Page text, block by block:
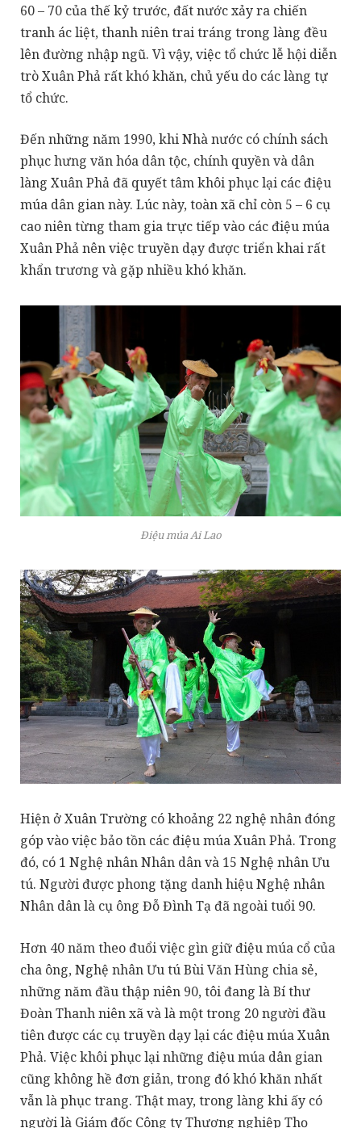
60 – 70 của thế kỷ trước, đất nước xảy ra chiến
tranh ác liệt, thanh niên trai tráng trong làng đều
lên đường nhập ngũ. Vì vậy, việc tổ chức lễ hội diễn
trò Xuân Phả rất khó khăn, chủ yếu do các làng tự
tổ chức.
Đến những năm 1990, khi Nhà nước có chính sách
phục hưng văn hóa dân tộc, chính quyền và dân
làng Xuân Phả đã quyết tâm khôi phục lại các điệu
múa dân gian này. Lúc này, toàn xã chỉ còn 5 – 6 cụ
cao niên từng tham gia trực tiếp vào các điệu múa
Xuân Phả nên việc truyền dạy được triển khai rất
khẩn trương và gặp nhiều khó khăn.
Điệu múa Ai Lao
Hiện ở Xuân Trường có khoảng 22 nghệ nhân đóng
góp vào việc bảo tồn các điệu múa Xuân Phả. Trong
đó, có 1 Nghệ nhân Nhân dân và 15 Nghệ nhân Ưu
tú. Người được phong tặng danh hiệu Nghệ nhân
Nhân dân là cụ ông Đỗ Đình Tạ đã ngoài tuổi 90.
Hơn 40 năm theo đuổi việc gìn giữ điệu múa cổ của
cha ông, Nghệ nhân Ưu tú Bùi Văn Hùng chia sẻ,
những năm đầu thập niên 90, tôi đang là Bí thư
Đoàn Thanh niên xã và là một trong 20 người đầu
tiên được các cụ truyền dạy lại các điệu múa Xuân
Phả. Việc khôi phục lại những điệu múa dân gian
cũng không hề đơn giản, trong đó khó khăn nhất
vẫn là phục trang. Thật may, trong làng khi ấy có
người là Giám đốc Công ty Thương nghiệp Thọ